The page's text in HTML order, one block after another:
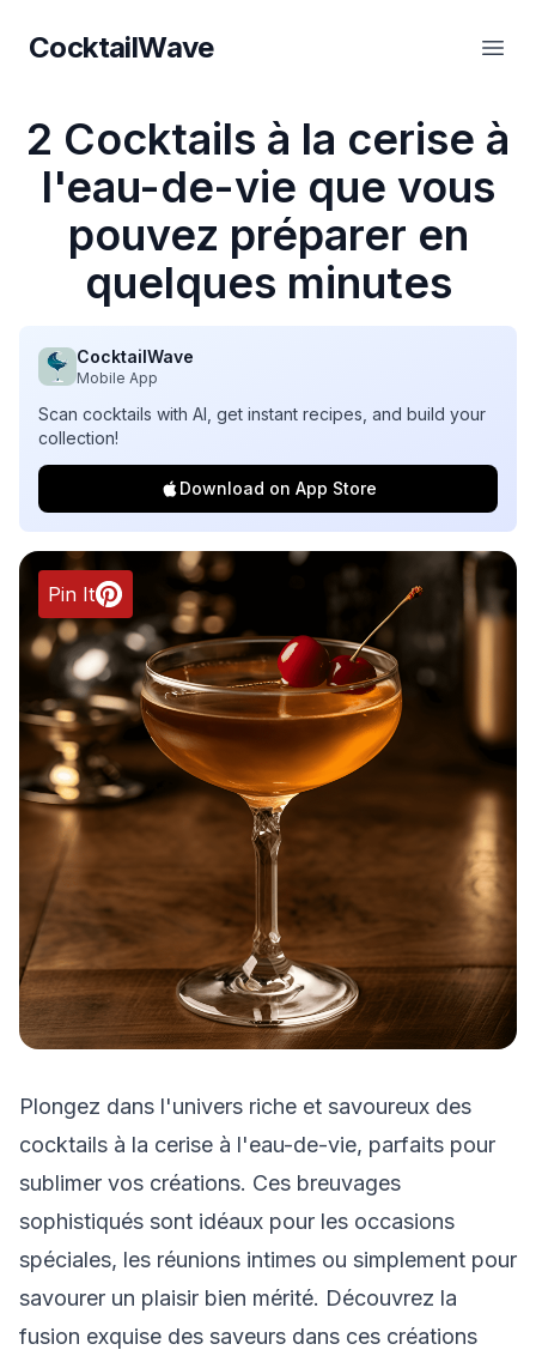
CocktailWave
CocktailWave
2 Cocktails à la cerise à
l'eau-de-vie que vous
pouvez préparer en
quelques minutes
CocktailWave
Mobile App
Scan cocktails with AI, get instant recipes, and build your
collection!
Download on App Store
Pin It
Plongez dans l'univers riche et savoureux des
cocktails à la cerise à l'eau-de-vie, parfaits pour
sublimer vos créations. Ces breuvages
sophistiqués sont idéaux pour les occasions
spéciales, les réunions intimes ou simplement pour
savourer un plaisir bien mérité. Découvrez la
fusion exquise des saveurs dans ces créations